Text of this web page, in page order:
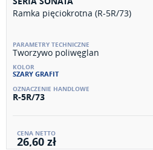
Ramka pięciokrotna (R-5R/73)
Tworzywo poliwęglan
SZARY GRAFIT
R-5R/73
26,60 zł